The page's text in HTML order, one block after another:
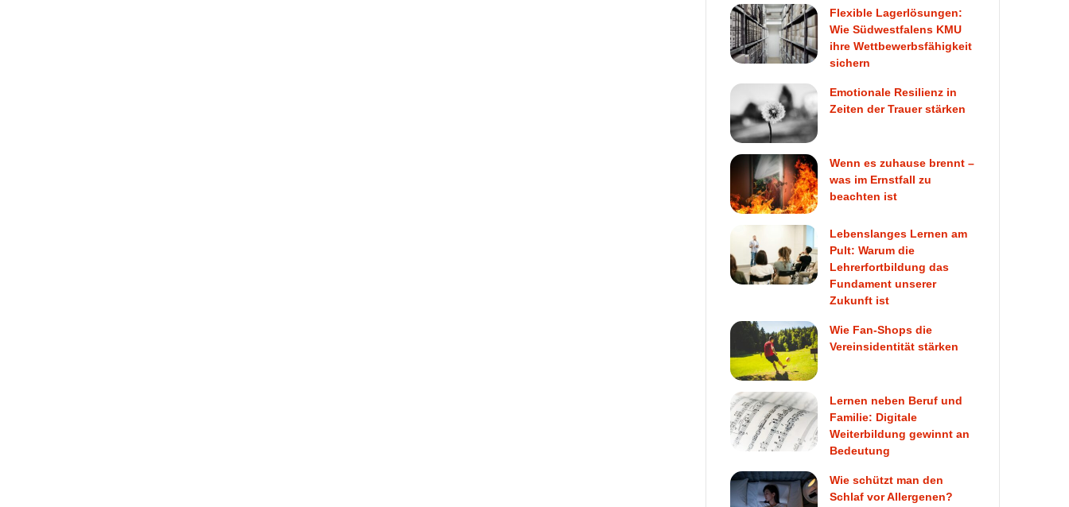
Flexible Lagerlösungen:
Wie Südwestfalens KMU
ihre Wettbewerbsfähigkeit
sichern
Emotionale Resilienz in
Zeiten der Trauer stärken
Wenn es zuhause brennt –
was im Ernstfall zu
beachten ist
Lebenslanges Lernen am
Pult: Warum die
Lehrerfortbildung das
Fundament unserer
Zukunft ist
Wie Fan-Shops die
Vereinsidentität stärken
Lernen neben Beruf und
Familie: Digitale
Weiterbildung gewinnt an
Bedeutung
Wie schützt man den
Schlaf vor Allergenen?